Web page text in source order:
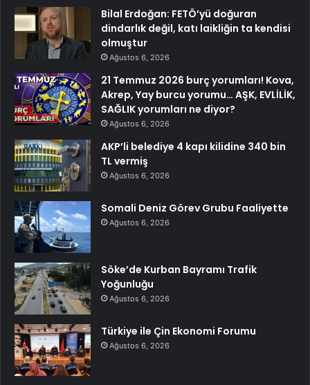
Bilal Erdoğan: FETÖ’yü doğuran
dindarlık değil, katı laikliğin ta kendisi
olmuştur
Ağustos 6, 2026
21 Temmuz 2026 burç yorumları! Kova,
Akrep, Yay burcu yorumu… AŞK, EVLİLİK,
SAĞLIK yorumları ne diyor?
Ağustos 6, 2026
AKP’li belediye 4 kapı kilidine 340 bin
TL vermiş
Ağustos 6, 2026
Somali Deniz Görev Grubu Faaliyette
Ağustos 6, 2026
Söke’de Kurban Bayramı Trafik
Yoğunluğu
Ağustos 6, 2026
Türkiye ile Çin Ekonomi Forumu
Ağustos 6, 2026